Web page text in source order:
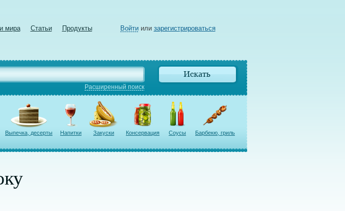
мира Статьи Продукты Войтиили зарегистрироваться
Расширенный поиск
Выпечка, десерты Напитки Закуски Консервация Соусы Барбекю, гриль